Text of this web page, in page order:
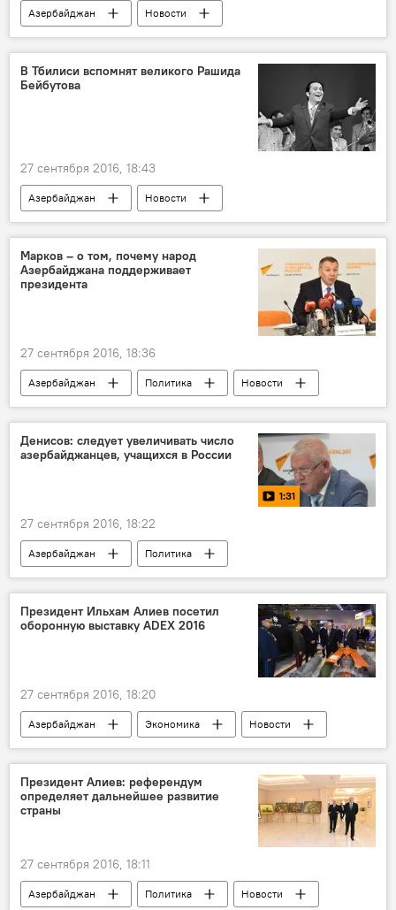
Азербайджан
Новости
МУЛЬТИМЕДИА
Видео ЖИЗНЬ
В Тбилиси вспомнят великого Рашида
Бейбутова
27 сентября 2016, 18:43
Азербайджан
Новости
Новости мира
Культура ЖИЗНЬ
Марков – о том, почему народ
Азербайджана поддерживает
президента
27 сентября 2016, 18:36
Азербайджан Политика
Новости
Сергей Марков
Референдум
Денисов: следует увеличивать число
азербайджанцев, учащихся в России
1:31
27 сентября 2016, 18:22
Азербайджан
Политика
Новости мира
МУЛЬТИМЕДИА
ЖИЗНЬ
Пресс-центр
Россия
Президент Ильхам Алиев посетил
оборонную выставку ADEX 2016
27 сентября 2016, 18:20
Азербайджан Экономика
Новости
Баку
ADEX 2016
Президент Алиев: референдум
определяет дальнейшее развитие
страны
27 сентября 2016, 18:11
Азербайджан Политика
Новости